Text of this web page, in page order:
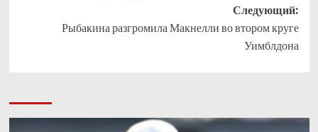
Следующий:
Рыбакина разгромила Макнелли во втором круге
Уимблдона